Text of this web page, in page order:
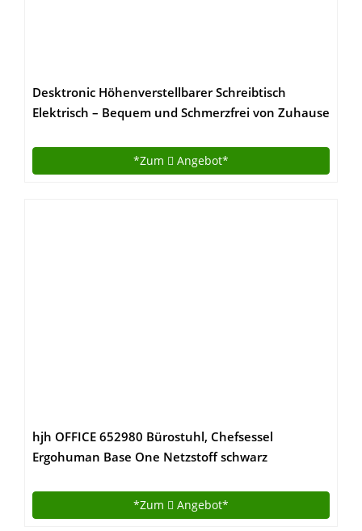
Desktronic Höhenverstellbarer Schreibtisch
Elektrisch – Bequem und Schmerzfrei von Zuhause
Elektrisch (Weißes Gestell + 140×70 Weiße
Tischplatte)
*Zum Angebot*
hjh OFFICE 652980 Bürostuhl, Chefsessel
Ergohuman Base One Netzstoff schwarz
*Zum Angebot*